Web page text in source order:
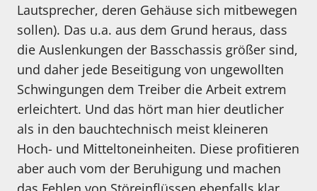
Lautsprecher, deren Gehäuse sich mitbewegen
sollen). Das u.a. aus dem Grund heraus, dass
die Auslenkungen der Basschassis größer sind,
und daher jede Beseitigung von ungewollten
Schwingungen dem Treiber die Arbeit extrem
erleichtert. Und das hört man hier deutlicher
als in den bauchtechnisch meist kleineren
Hoch- und Mitteltoneinheiten. Diese profitieren
aber auch vom der Beruhigung und machen